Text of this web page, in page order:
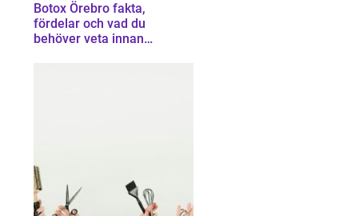
Botox Örebro fakta,
fördelar och vad du
behöver veta innan